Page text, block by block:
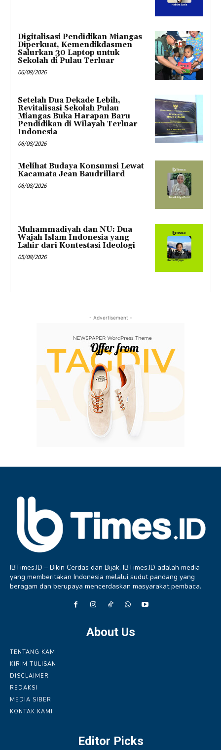
Digitalisasi Pendidikan Miangas
Diperkuat, Kemendikdasmen
Salurkan 30 Laptop untuk
Sekolah di Pulau Terluar
06/08/2026
Setelah Dua Dekade Lebih,
Revitalisasi Sekolah Pulau
Miangas Buka Harapan Baru
Pendidikan di Wilayah Terluar
Indonesia
06/08/2026
Melihat Budaya Konsumsi Lewat
Kacamata Jean Baudrillard
06/08/2026
Muhammadiyah dan NU: Dua
Wajah Islam Indonesia yang
Lahir dari Kontestasi Ideologi
05/08/2026
- Advertisement -
IBTimes.ID – Bikin Cerdas dan Bijak. IBTimes.ID adalah media
yang memberitakan Indonesia melalui sudut pandang yang
beragam dan berupaya mencerdaskan masyarakat pembaca.
About Us
TENTANG KAMI
KIRIM TULISAN
DISCLAIMER
REDAKSI
MEDIA SIBER
KONTAK KAMI
Editor Picks